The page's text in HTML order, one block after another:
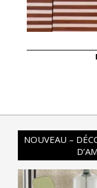
NOUVEAU –